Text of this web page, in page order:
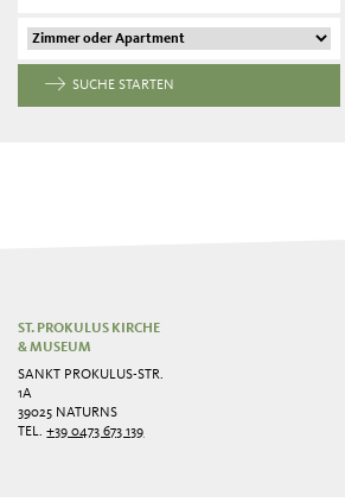
SUCHE STARTEN
ST. PROKULUS KIRCHE
& MUSEUM
SANKT PROKULUS-STR.
1A
39025 NATURNS
TEL.+39 0473 673 139